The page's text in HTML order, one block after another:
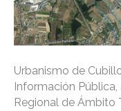
Urbanismo de
Información
Regional de Ámbito